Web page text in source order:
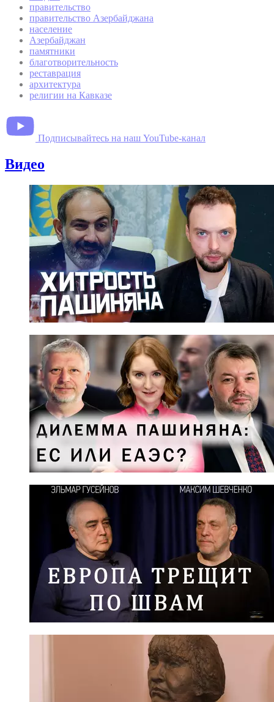
правительство
правительство Азербайджана
население
Азербайджан
памятники
благотворительность
реставрация
архитектура
религии на Кавказе
Подписывайтесь на наш YouTube-канал
Видео